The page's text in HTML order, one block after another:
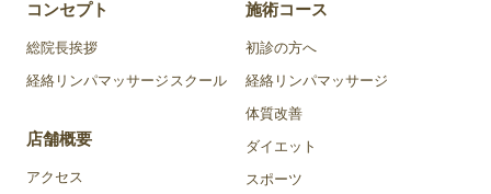
コンセプト
総院長挨拶
経絡リンパマッサージスクール
店舗概要
アクセス
施術コース
初診の方へ
経絡リンパマッサージ
体質改善
ダイエット
スポーツ